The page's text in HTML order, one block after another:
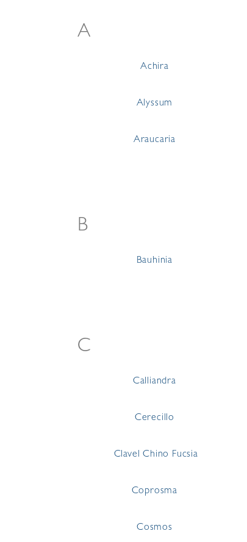
A
Achira
Alyssum
Araucaria
B
Bauhinia
C
Calliandra
Cerecillo
Clavel Chino Fucsia
Coprosma
Cosmos